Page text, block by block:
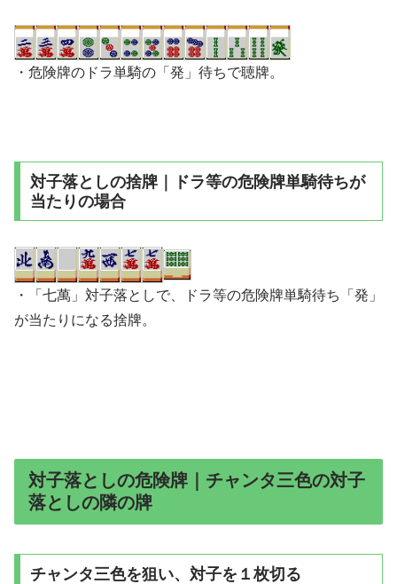
・危険牌のドラ単騎の「発」待ちで聴牌。
対子落としの捨牌｜ドラ等の危険牌単騎待ちが
当たりの場合
・「七萬」対子落としで、ドラ等の危険牌単騎待ち「発」
が当たりになる捨牌。
対子落としの危険牌｜チャンタ三色の対子
落としの隣の牌
チャンタ三色を狙い、対子を１枚切る